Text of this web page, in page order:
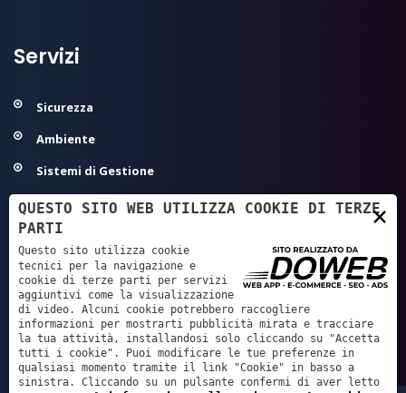
Servizi
Sicurezza
Ambiente
Sistemi di Gestione
Modelli Organizzativi 231
Agroalimentare ed Igiene
Sanità - Autorizzazione/Accreditamento
GDPR - Privacy
Servizi Tecnici e Progettazione
×
QUESTO SITO WEB UTILIZZA COOKIE DI TERZE
PARTI
Questo sito utilizza cookie
tecnici per la navigazione e
cookie di terze parti per servizi
aggiuntivi come la visualizzazione
di video. Alcuni cookie potrebbero raccogliere
informazioni per mostrarti pubblicità mirata e tracciare
la tua attività, installandosi solo cliccando su "Accetta
tutti i cookie". Puoi modificare le tue preferenze in
qualsiasi momento tramite il link "Cookie" in basso a
sinistra. Cliccando su un pulsante confermi di aver letto